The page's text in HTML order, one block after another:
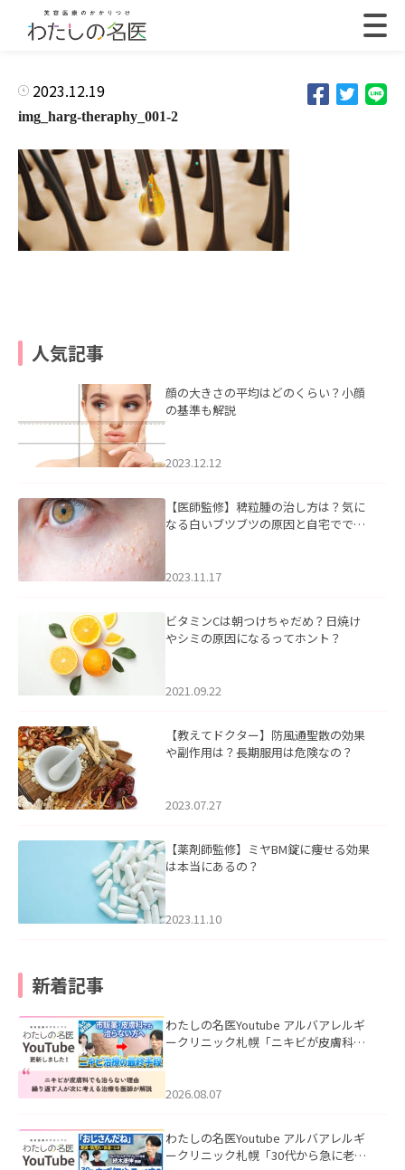
2023.12.19
img_harg-theraphy_001-2
人気記事
顔の大きさの平均はどのくらい？小顔
の基準も解説
2023.12.12
【医師監修】稗粒腫の治し方は？気に
なる白いブツブツの原因と自宅ででき
2023.11.17
ビタミンCは朝つけちゃだめ？日焼け
やシミの原因になるってホント？
2021.09.22
【教えてドクター】防風通聖散の効果
や副作用は？長期服用は危険なの？
2023.07.27
【薬剤師監修】ミヤBM錠に痩せる効果
は本当にあるの？
2023.11.10
新着記事
わたしの名医Youtube アルバアレルギ
ークリニック札幌「ニキビが皮膚科で
ました。
2026.08.07
わたしの名医Youtube アルバアレルギ
ークリニック札幌「30代から急に老け